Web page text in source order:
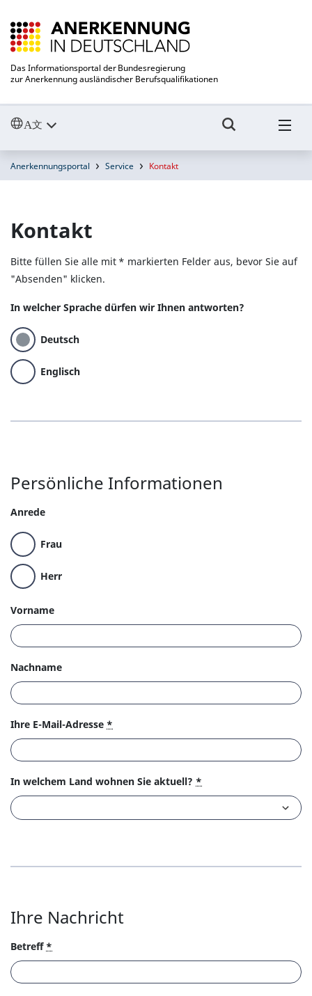
Das Informationsportal der Bundesregierung
zur Anerkennung ausländischer Berufsqualifikationen
Anerkennungsportal Service Kontakt
Kontakt
Bitte füllen Sie alle mit * markierten Felder aus, bevor Sie auf
"Absenden" klicken.
In welcher Sprache dürfen wir Ihnen antworten?
Deutsch
Englisch
Persönliche Informationen
Anrede
Frau
Herr
Vorname
Nachname
Ihre E-Mail-Adresse *
In welchem Land wohnen Sie aktuell? *
Ihre Nachricht
Betreff *